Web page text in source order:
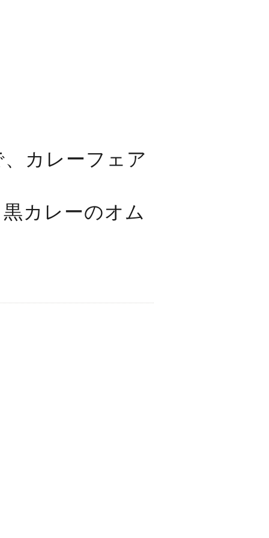
カレーフェア
カレーのオム